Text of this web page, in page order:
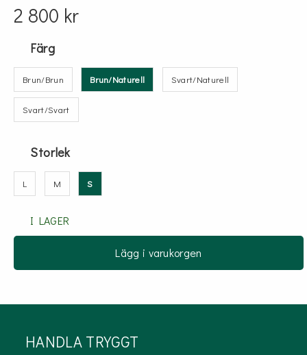
2 800 kr
Färg
Brun/Brun Brun/Naturell Svart/Naturell
Svart/Svart
Storlek
L M S
I LAGER
Lägg i varukorgen
HANDLA TRYGGT